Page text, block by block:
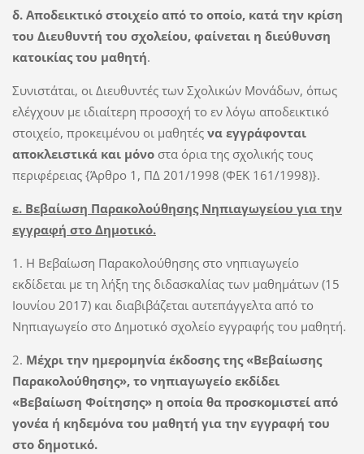
δ. Αποδεικτικό στοιχείο από το οποίο, κατά την κρίση
του Διευθυντή του σχολείου, φαίνεται η διεύθυνση
κατοικίας του μαθητή.
Συνιστάται, οι Διευθυντές των Σχολικών Μονάδων, όπως
ελέγχουν με ιδιαίτερη προσοχή το εν λόγω αποδεικτικό
στοιχείο, προκειμένου οι μαθητές να εγγράφονται
αποκλειστικά και μόνοστα όρια της σχολικής τους
περιφέρειας {Άρθρο 1, ΠΔ 201/1998 (ΦΕΚ 161/1998)}.
ε. Βεβαίωση Παρακολούθησης Νηπιαγωγείου για την
εγγραφή στο Δημοτικό.
1. Η Βεβαίωση Παρακολούθησης στο νηπιαγωγείο
εκδίδεται με τη λήξη της διδασκαλίας των μαθημάτων (15
Ιουνίου 2017) και διαβιβάζεται αυτεπάγγελτα από το
Νηπιαγωγείο στο Δημοτικό σχολείο εγγραφής του μαθητή.
2. Μέχρι την ημερομηνία έκδοσης της «Βεβαίωσης
Παρακολούθησης», το νηπιαγωγείο εκδίδει
«Βεβαίωση Φοίτησης» η οποία θα προσκομιστεί από
γονέα ή κηδεμόνα του μαθητή για την εγγραφή του
στο δημοτικό.